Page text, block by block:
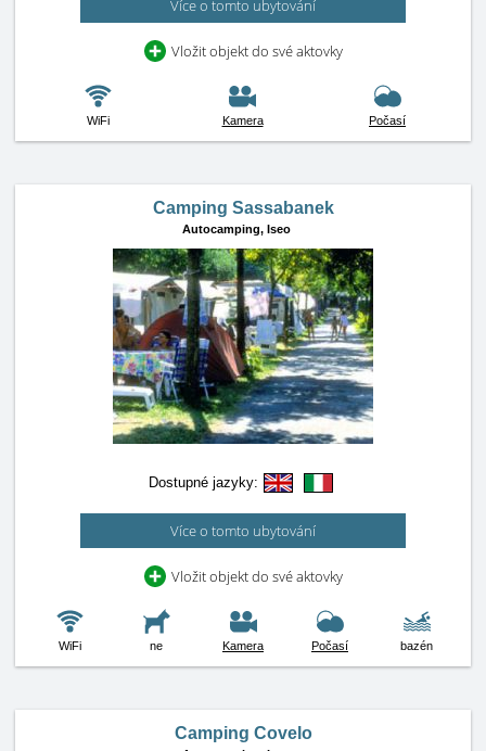
Více o tomto ubytování
Vložit objekt do své aktovky
WiFi Kamera Počasí
Camping Sassabanek
Autocamping, Iseo
Dostupné jazyky:
Více o tomto ubytování
Vložit objekt do své aktovky
WiFi ne Kamera Počasí bazén
Camping Covelo